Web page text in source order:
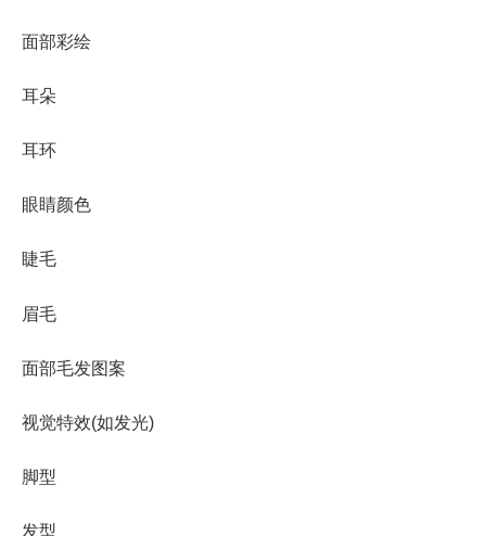
面部彩绘
耳朵
耳环
眼睛颜色
睫毛
眉毛
面部毛发图案
视觉特效(如发光)
脚型
发型